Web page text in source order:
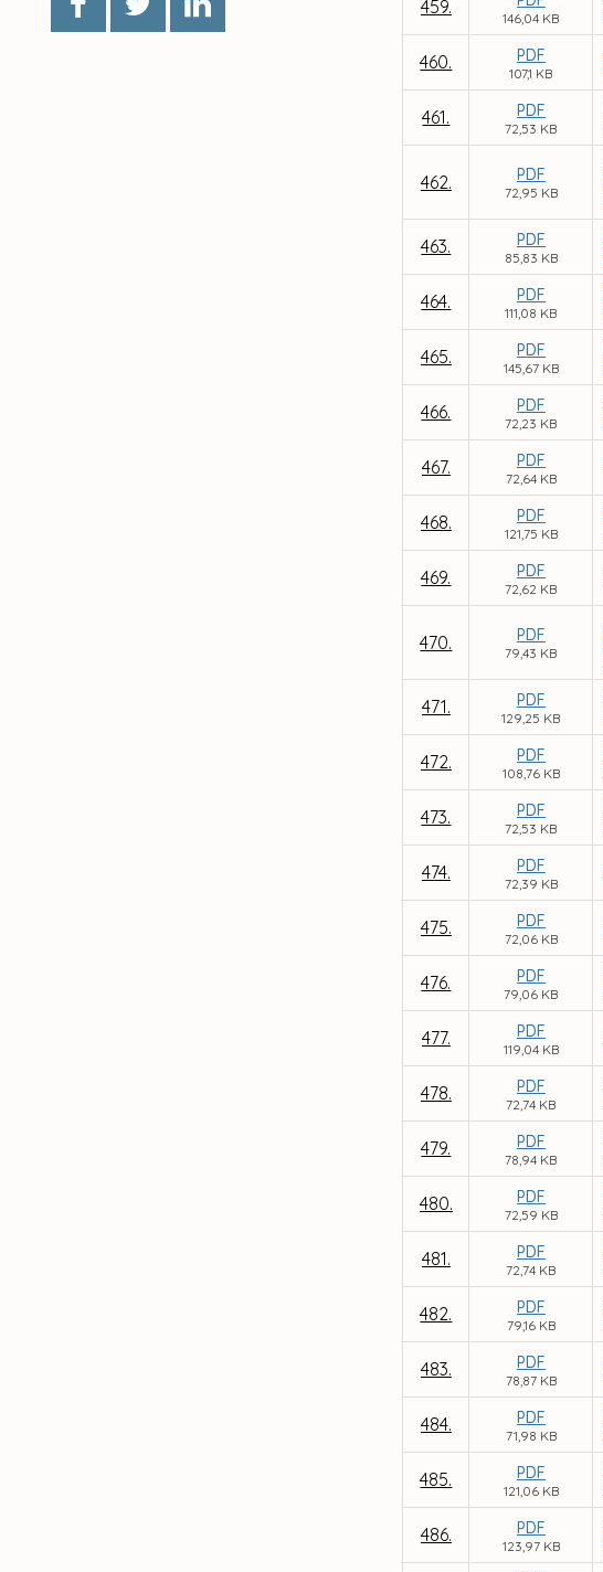
459.
146,04 KB
460. PDF
107,1 KB
461. PDF
72,53 KB
462. PDF
72,95 KB
463. PDF
85,83 KB
464. PDF
111,08 KB
465. PDF
145,67 KB
466. PDF
72,23 KB
467. PDF
72,64 KB
468. PDF
121,75 KB
469. PDF
72,62 KB
470. PDF
79,43 KB
471. PDF
129,25 KB
472. PDF
108,76 KB
473. PDF
72,53 KB
474. PDF
72,39 KB
475. PDF
72,06 KB
476. PDF
79,06 KB
477. PDF
119,04 KB
478. PDF
72,74 KB
479. PDF
78,94 KB
480. PDF
72,59 KB
481. PDF
72,74 KB
482. PDF
79,16 KB
483. PDF
78,87 KB
484. PDF
71,98 KB
485. PDF
121,06 KB
486. PDF
123,97 KB